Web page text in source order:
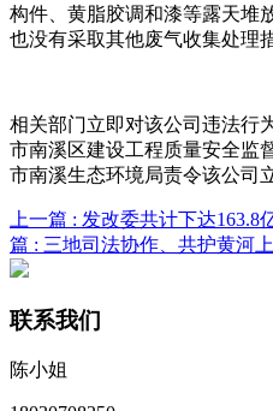
构件、黄脂胶调和漆等露天堆
也没有采取其他废气收集处理
相关部门立即对该公司违法行
市南溪区建设工程质量安全监
市南溪生态环境局责令该公司
上一篇 : 发改委共计下达163.8
篇 : 三地司法协作、共护黄河
联系我们
陈小姐